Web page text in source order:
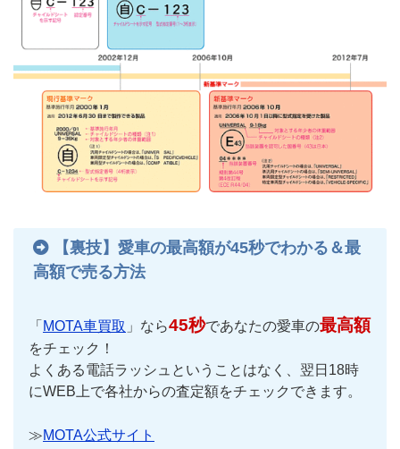
【裏技】愛車の最高額が45秒でわかる＆最
高額で売る方法
「 MOTA車買取 」なら45秒であなたの愛車の最高額
をチェック！
よくある電話ラッシュということはなく、翌日18時
にWEB上で各社からの査定額をチェックできます。
≫MOTA公式サイト